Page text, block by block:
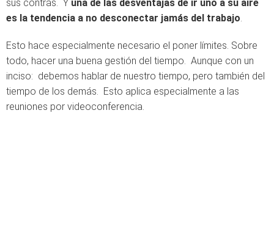
sus contras. Y una de las desventajas de ir uno a su aire
es la tendencia a no desconectar jamás del trabajo.
Esto hace especialmente necesario el poner límites. Sobre
todo, hacer una buena gestión del tiempo. Aunque con un
inciso: debemos hablar de nuestro tiempo, pero también del
tiempo de los demás. Esto aplica especialmente a las
reuniones por videoconferencia.